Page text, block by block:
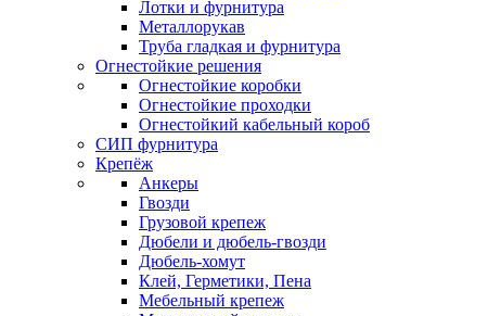
Лотки и фурнитура
Металлорукав
Труба гладкая и фурнитура
Огнестойкие решения
Огнестойкие коробки
Огнестойкие проходки
Огнестойкий кабельный короб
СИП фурнитура
Крепёж
Анкеры
Гвозди
Грузовой крепеж
Дюбели и дюбель-гвозди
Дюбель-хомут
Клей, Герметики, Пена
Мебельный крепеж